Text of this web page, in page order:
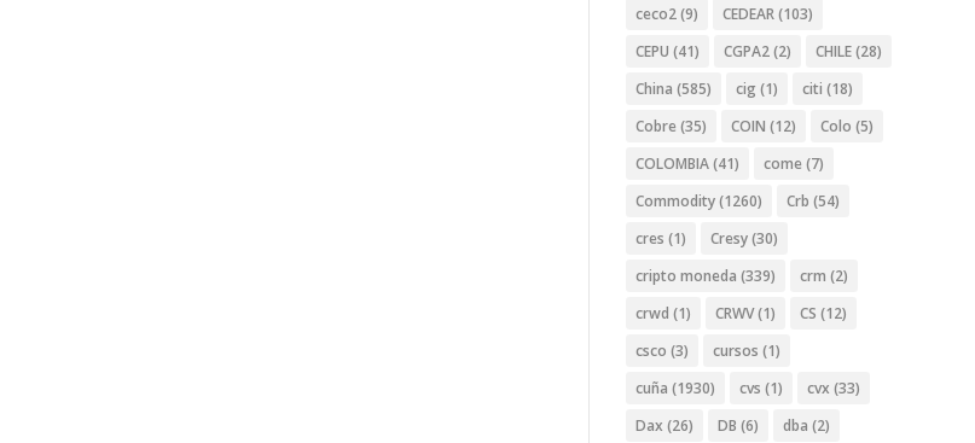
ceco2(9) CEDEAR(103)
CEPU (41) CGPA2(2) CHILE(28)
China (585) cig (1) citi (18)
Cobre (35) COIN (12) Colo (5)
COLOMBIA(41) come (7)
Commodity(1260) Crb (54)
cres (1) Cresy(30)
cripto moneda (339) crm (2)
crwd (1) CRWV(1) CS (12)
csco (3) cursos (1)
cuña (1930) cvs (1) cvx (33)
Dax (26) DB (6) dba (2)